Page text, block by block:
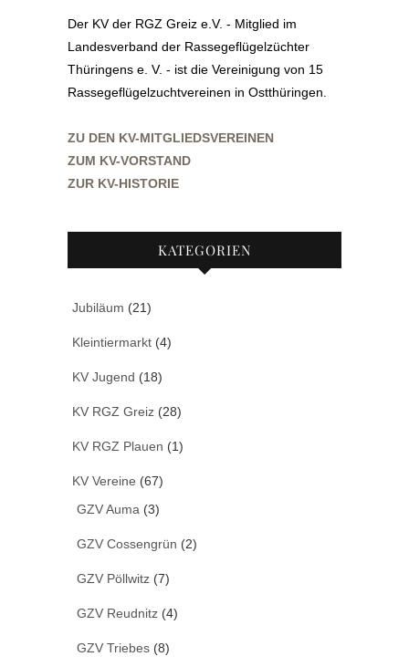
Der KV der RGZ Greiz e.V. - Mitglied im
Landesverband der Rassegeflügelzüchter
Thüringens e. V. - ist die Vereinigung von 15
Rassegeflügelzuchtvereinen in Ostthüringen.
ZU DEN KV-MITGLIEDSVEREINEN
ZUM KV-VORSTAND
ZUR KV-HISTORIE
KATEGORIEN
Jubiläum (21)
Kleintiermarkt (4)
KV Jugend (18)
KV RGZ Greiz (28)
KV RGZ Plauen (1)
KV Vereine (67)
GZV Auma (3)
GZV Cossengrün (2)
GZV Pöllwitz (7)
GZV Reudnitz (4)
GZV Triebes (8)